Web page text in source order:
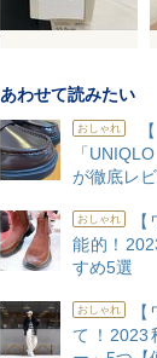
あわせて読みたい
おしゃれ
「
が徹底レ
おしゃれ
能的！
すめ5選
おしゃれ
て！2023